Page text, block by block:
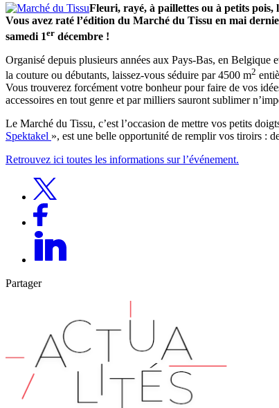
Fleuri, rayé, à paillettes ou à petits pois,
Vous avez raté l’édition du Marché du Tissu en mai
samedi 1er décembre !
Organisé depuis plusieurs années aux Pays-Bas, en Belgique
la couture ou débutants, laissez-vous séduire par 4500 m2
Vous trouverez forcément votre bonheur pour faire de vos
accessoires en tout genre et par milliers sauront sublimer
Le Marché du Tissu, c’est l’occasion de mettre vos petits
Spektakel », est une belle opportunité de remplir vos tiroirs :
Retrouvez ici toutes les informations sur l’événement.
Partager